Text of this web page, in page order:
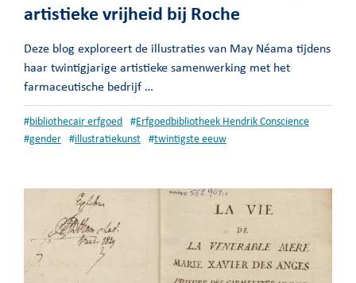
artistieke vrijheid bij Roche
Deze blog exploreert de illustraties van May Néama tijdens
haar twintigjarige artistieke samenwerking met het
farmaceutische bedrijf …
#bibliothecair erfgoed #Erfgoedbibliotheek Hendrik Conscience
#gender #illustratiekunst #twintigste eeuw